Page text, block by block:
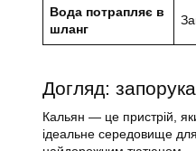
Вода потрапляє в
шланг
Догляд:
Кальян — це пристрій,
ідеальне середовище